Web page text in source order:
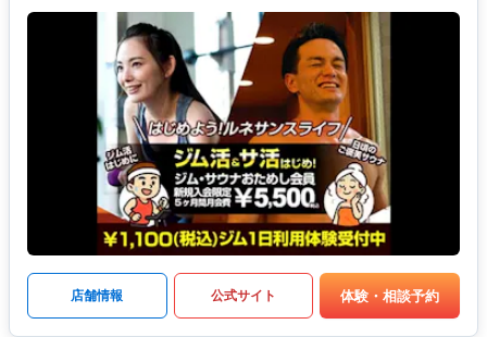
店舗情報 公式サイト 体験・相談予約